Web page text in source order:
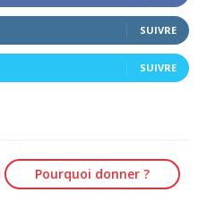
SUIVRE
SUIVRE
Pourquoi donner ?